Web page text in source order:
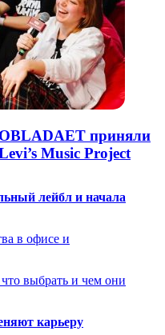
приняли
Music Project
лейбл и начала
в офисе и
выбрать и чем они
карьеру